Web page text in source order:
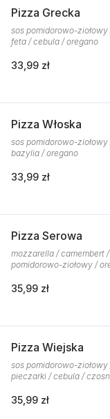
Pizza Grecka
sos pomidorowo-
feta / cebula / oregano
33,99 zł
Pizza Włoska
sos pomidorowo-
bazylia / oregano
33,99 zł
Pizza Serowa
mozzarella / camembert
pomidorowo-ziołowy /
35,99 zł
Pizza Wiejska
sos pomidorowo-
pieczarki / cebula /
35,99 zł